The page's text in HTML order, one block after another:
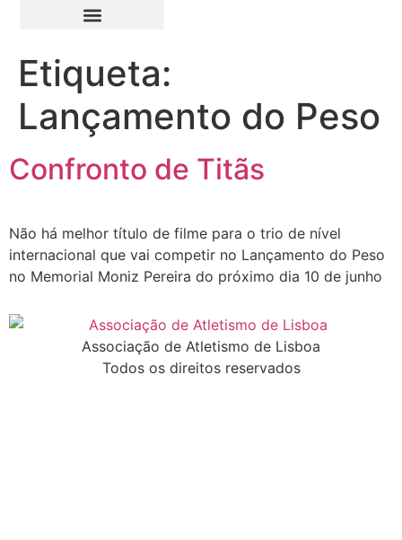
Etiqueta:
Lançamento do Peso
Confronto de Titãs
Não há melhor título de filme para o trio de nível
internacional que vai competir no Lançamento do Peso
no Memorial Moniz Pereira do próximo dia 10 de junho
Associação de Atletismo de Lisboa
Todos os direitos reservados